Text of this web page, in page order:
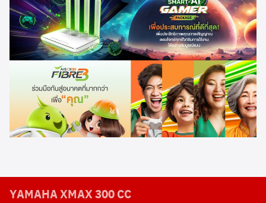
YAMAHA XMAX 300 CC